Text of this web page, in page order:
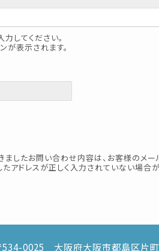
してください。
が表示されます。
したお問い合わせ内容は、お客様のメー
アドレスが正しく入力されていない場合
0025 大阪府大阪市都島区片